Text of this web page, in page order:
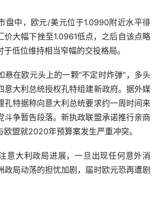
盘中，欧元/美元位于1.0990附近水平徘
价大幅下挫至1.0961低点，之后自该点略
低位维持相当窄幅的交投格局。
悬在欧元头上的一颗“不定时炸弹”，多头
意大利总统授权孔特组建新政府。据外媒
孔特据称向意大利总统要求约一周时间来
斗争暂告段落。新执政联盟承诺推行亲商
欧盟就2020年预算案发生严重冲突。
意大利政局进展，一旦出现任何意外消
政局动荡的担忧加剧，届时欧元恐再遭剧